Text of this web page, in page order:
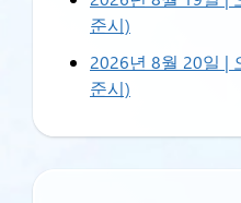
준시)
2026년 8월 20일 |
준시)